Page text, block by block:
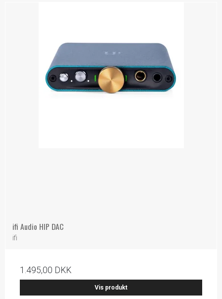
ifi Audio HIP DAC
ifi
1.495,00 DKK
Vis produkt